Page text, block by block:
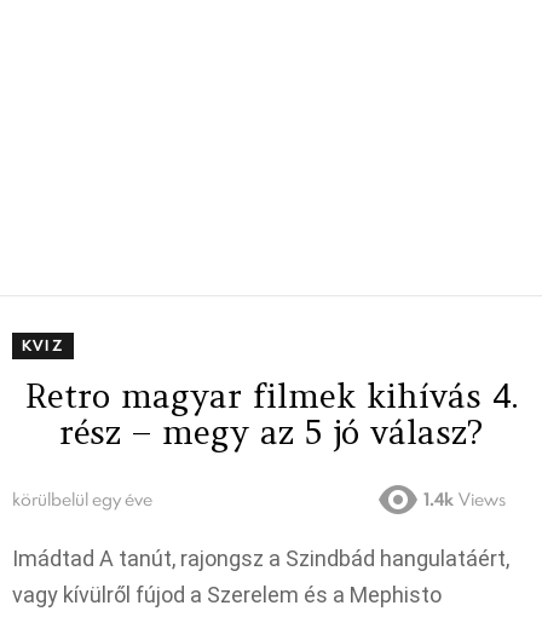
KVIZ
Retro magyar filmek kihívás 4.
rész – megy az 5 jó válasz?
körülbelül egy éve 1.4k Views
Imádtad A tanút, rajongsz a Szindbád hangulatáért,
vagy kívülről fújod a Szerelem és a Mephisto